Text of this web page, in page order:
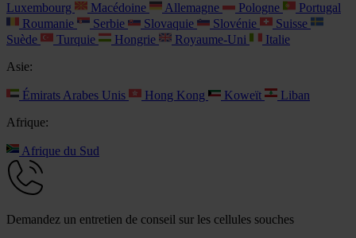
Luxembourg
Macédoine Allemagne Pologne
Portugal
Roumanie
Serbie Slovaquie Slovénie
Suisse
Suède
Turquie Hongrie Royaume-Uni
Italie
Asie:
Émirats Arabes Unis Hong Kong Koweït
Liban
Afrique:
Afrique du Sud
Demandez un entretien de conseil sur les cellules souches